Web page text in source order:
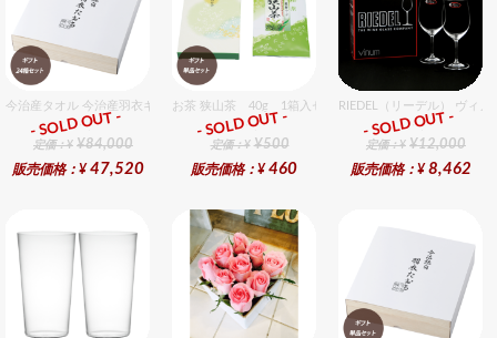
今治産タオル 今治産羽衣ギフトバスタオル 24個入セット
ギフト
定価：¥ ¥84,000
販売価格：¥ 47,520
- SOLD OUT -
お茶 狭山茶 40g 1箱入セット
ギフト
定価：¥ ¥500
販売価格：¥ 460
- SOLD OUT -
RIEDEL（リーデル） ヴィ
ギフト
定価：¥ ¥12,000
販売価格：¥ 8,462
- SOLD OUT -